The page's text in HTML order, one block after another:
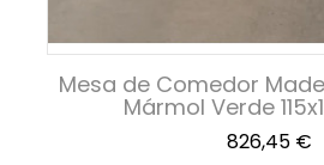
Mesa de Comedor
Mármol Verde
Precio
826,45 €